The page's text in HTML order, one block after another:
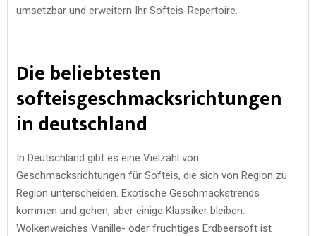
umsetzbar und erweitern Ihr Softeis-Repertoire.
Die beliebtesten
softeisgeschmacksrichtungen
in deutschland
In Deutschland gibt es eine Vielzahl von
Geschmacksrichtungen für Softeis, die sich von Region zu
Region unterscheiden. Exotische Geschmackstrends
kommen und gehen, aber einige Klassiker bleiben.
Wolkenweiches Vanille- oder fruchtiges Erdbeersoft ist